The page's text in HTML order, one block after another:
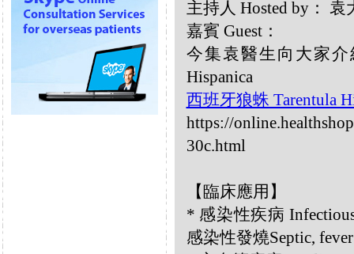
主持人 Hosted by：
嘉賓 Guest：
今集袁醫生向大家介
Hispanica
西班牙狼蛛 Tarentula
https://
30c.html
【臨床應用】
* 感染性疾病
感染性發燒Septic,